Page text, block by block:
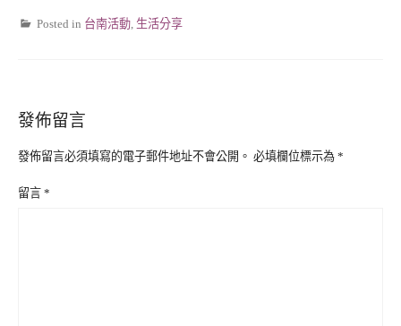
Posted in 台南活動, 生活分享
發佈留言
發佈留言必須填寫的電子郵件地址不會公開。 必填欄位標示為 *
留言 *